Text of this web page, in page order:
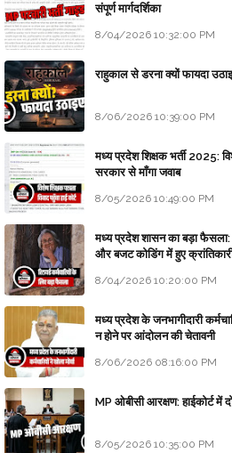
संपूर्ण मार्गदर्शिका
8/04/2026 10:32:00 PM
राहुकाल से डरना क्यों फायदा
8/06/2026 10:39:00 PM
मध्य प्रदेश शिक्षक भर्ती 2025:
सरकार से माँगा जवाब
8/05/2026 10:49:00 PM
मध्य प्रदेश शासन का बड़ा फैसला:
और बजट कोडिंग में हुए
8/04/2026 10:20:00 PM
मध्य प्रदेश के जनभागीदारी
न होने पर आंदोलन की चेतावनी
8/06/2026 08:16:00 PM
MP ओबीसी आरक्षण: हाईकोर्ट में
8/05/2026 10:35:00 PM